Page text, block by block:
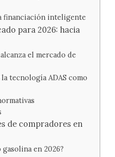
financiación inteligente
para 2026: hacia
el mercado de
tecnología ADAS como
de compradores en
en 2026?